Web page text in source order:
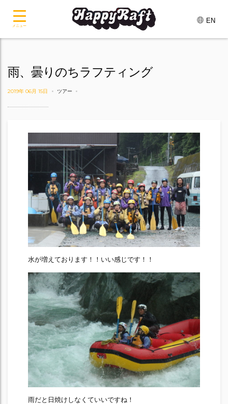
EN
雨、曇りのちラフティング
2019年 06月 15日 ツアー
水が増えております！！いい感じです！！
雨だと日焼けしなくていいですね！
メニュー